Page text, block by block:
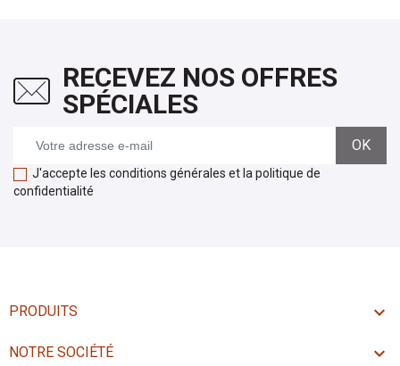
RECEVEZ NOS OFFRES
SPÉCIALES
J'accepte les conditions générales et la politique de
confidentialité
PRODUITS 
NOTRE SOCIÉTÉ 